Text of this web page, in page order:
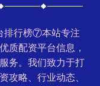
排行榜⑦本站专注
质配资平台信息，
务。我们致力于打
攻略、行业动态、